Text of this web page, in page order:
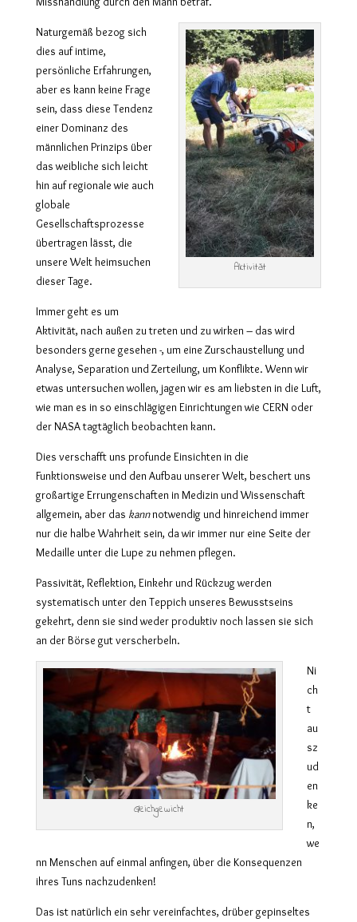
Aktivität
Naturgemäß bezog sich
dies auf intime,
persönliche Erfahrungen,
aber es kann keine Frage
sein, dass diese Tendenz
einer Dominanz des
männlichen Prinzips über
das weibliche sich leicht
hin auf regionale wie auch
globale
Gesellschaftsprozesse
übertragen lässt, die
unsere Welt heimsuchen
dieser Tage.
Immer geht es um
Aktivität, nach außen zu treten und zu wirken – das wird
besonders gerne gesehen -, um eine Zurschaustellung und
Analyse, Separation und Zerteilung, um Konflikte. Wenn wir
etwas untersuchen wollen, jagen wir es am liebsten in die Luft,
wie man es in so einschlägigen Einrichtungen wie CERN oder
der NASA tagtäglich beobachten kann.
Dies verschafft uns profunde Einsichten in die
Funktionsweise und den Aufbau unserer Welt, beschert uns
großartige Errungenschaften in Medizin und Wissenschaft
allgemein, aber das kannnotwendig und hinreichend immer
nur die halbe Wahrheit sein, da wir immer nur eine Seite der
Medaille unter die Lupe zu nehmen pflegen.
Passivität, Reflektion, Einkehr und Rückzug werden
systematisch unter den Teppich unseres Bewusstseins
gekehrt, denn sie sind weder produktiv noch lassen sie sich
an der Börse gut verscherbeln.
Gleichgewicht
Ni
ch
t
au
sz
ud
en
ke
n,
we
nn Menschen auf einmal anfingen, über die Konsequenzen
ihres Tuns nachzudenken!
Das ist natürlich ein sehr vereinfachtes, drüber gepinseltes